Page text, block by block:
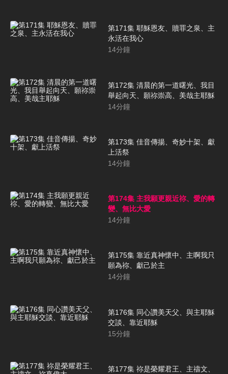
第171集 耶穌恩友、贖罪之泉、主
永活在我心
14分鐘
第172集 清晨的第一道曙光、我目
舉起向天、願祢崇高、美哉主耶穌
14分鐘
第173集 佳音傳揚、奇妙十架、獻
上活祭
14分鐘
第174集 主我願更親近祢、愛的轉
變、無比大愛
14分鐘
第175集 靠近真神懷中、主啊我只
願為祢、獻己於主
14分鐘
第176集 同心讚美天父、與主耶穌
交談、靠近耶穌
15分鐘
第177集 祢是榮耀君王、主禱文、